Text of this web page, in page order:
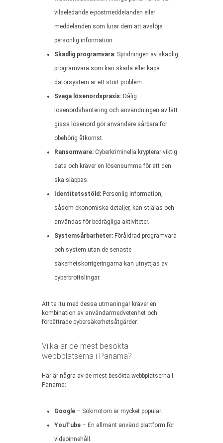
vilseledande e-postmeddelanden eller
meddelanden som lurar dem att avslöja
personlig information.
Skadlig programvara: Spridningen av skadlig
programvara som kan skada eller kapa
datorsystem är ett stort problem.
Svaga lösenordspraxis: Dålig
lösenordshantering och användningen av lätt
gissa lösenord gör användare sårbara för
obehörig åtkomst.
Ransomware: Cyberkriminella krypterar viktig
data och kräver en lösensumma för att den
ska släppas.
Identitetsstöld: Personlig information,
såsom ekonomiska detaljer, kan stjälas och
användas för bedrägliga aktiviteter.
Systemsårbarheter: Föråldrad programvara
och system utan de senaste
säkerhetskorrigeringarna kan utnyttjas av
cyberbrottslingar.
Att ta itu med dessa utmaningar kräver en
kombination av användarmedvetenhet och
förbättrade cybersäkerhetsåtgärder.
Vilka är de mest besökta
webbplatserna i Panama?
Här är några av de mest besökta webbplatserna i
Panama:
Google – Sökmotorn är mycket populär.
YouTube – En allmänt använd plattform för
videoinnehåll.